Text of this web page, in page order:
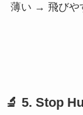
薄い → 飛びや
🔬 5. Stop